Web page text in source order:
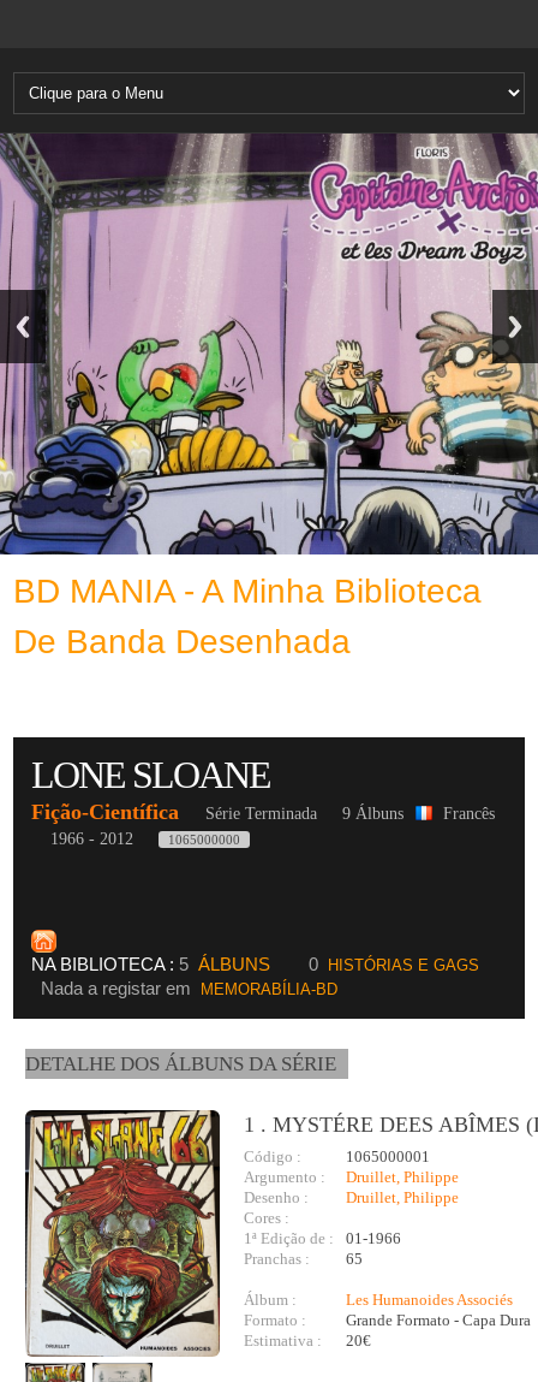
BD MANIA - A Minha Biblioteca
De Banda Desenhada
LONE SLOANE
Fição-Científica Série Terminada 9 Álbuns
Francês
1966 - 2012
1065000000
NA BIBLIOTECA : 5 ÁLBUNS 0 HISTÓRIAS E GAGS
Nada a registar em MEMORABÍLIA-BD
DETALHE DOS ÁLBUNS DA SÉRIE
1 . MYSTÉRE DEES ABÎMES
Código :
1065000001
Argumento :
Druillet, Philippe
Desenho :
Druillet, Philippe
Cores :
1ª Edição de :
01-1966
Pranchas :
65
Álbum :
Les Humanoides Associés
Formato :
Grande Formato - Capa Dura
Estimativa :
20€